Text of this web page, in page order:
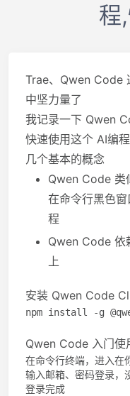
程
Trae、Qwen Code
中坚力量了
我记录一下 Qwen
快速使用这个 AI编
几个基本的概念
Qwen Code 类
在命令行黑色
程
Qwen Code 依
上
安装 Qwen Code
Qwen Code 入门使
在命令行终端，进入在
输入邮箱、密码登录，
登录完成